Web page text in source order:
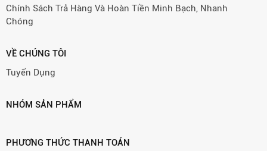
Chính Sách Trả Hàng Và Hoàn Tiền Minh Bạch, Nhanh
Chóng
VỀ CHÚNG TÔI
Tuyển Dụng
NHÓM SẢN PHẨM
PHƯƠNG THỨC THANH TOÁN